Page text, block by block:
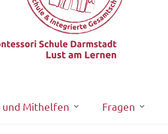
Mithelfen Fragen